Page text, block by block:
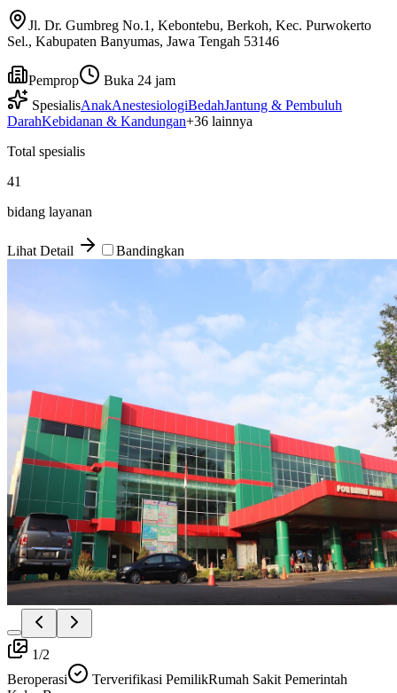
Jl. Dr. Gumbreg No.1, Kebontebu, Berkoh, Kec. Purwokerto
Sel., Kabupaten Banyumas, Jawa Tengah 53146
Pemprop
Buka 24 jam
SpesialisAnakAnestesiologiBedahJantung & Pembuluh
DarahKebidanan & Kandungan+36 lainnya
Total spesialis
41
bidang layanan
Lihat Detail Bandingkan
1/2
Beroperasi
Terverifikasi PemilikRumah Sakit Pemerintah